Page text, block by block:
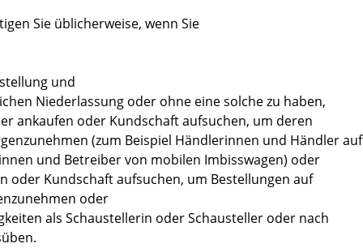
Sie üblicherweise, wenn Sie
und
Niederlassung oder ohne eine solche zu haben,
ankaufen oder Kundschaft aufsuchen, um deren
(zum Beispiel Händlerinnen und Händler auf
und Betreiber von mobilen Imbisswagen) oder
oder Kundschaft aufsuchen, um Bestellungen auf
oder
als Schaustellerin oder Schausteller oder nach